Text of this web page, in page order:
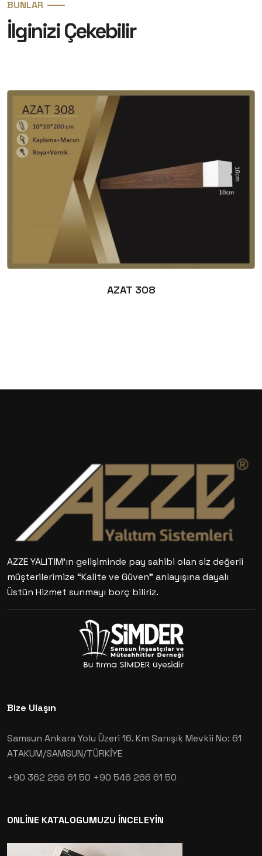
BUNLAR
İlginizi Çekebilir
AZAT 308
AZZE YALITIM’ın gelişiminde pay sahibi olan siz değerli
müşterilerimize “Kalite ve Güven” anlayışına dayalı
Üstün Hizmet sunmayı borç biliriz.
Bize Ulaşın
Samsun Ankara Yolu Üzeri 16. Km Sarıışık Mevkii No: 61
ATAKUM/SAMSUN/TÜRKİYE
+90 362 266 61 50 +90 546 266 61 50
ONLİNE KATALOGUMUZU İNCELEYİN